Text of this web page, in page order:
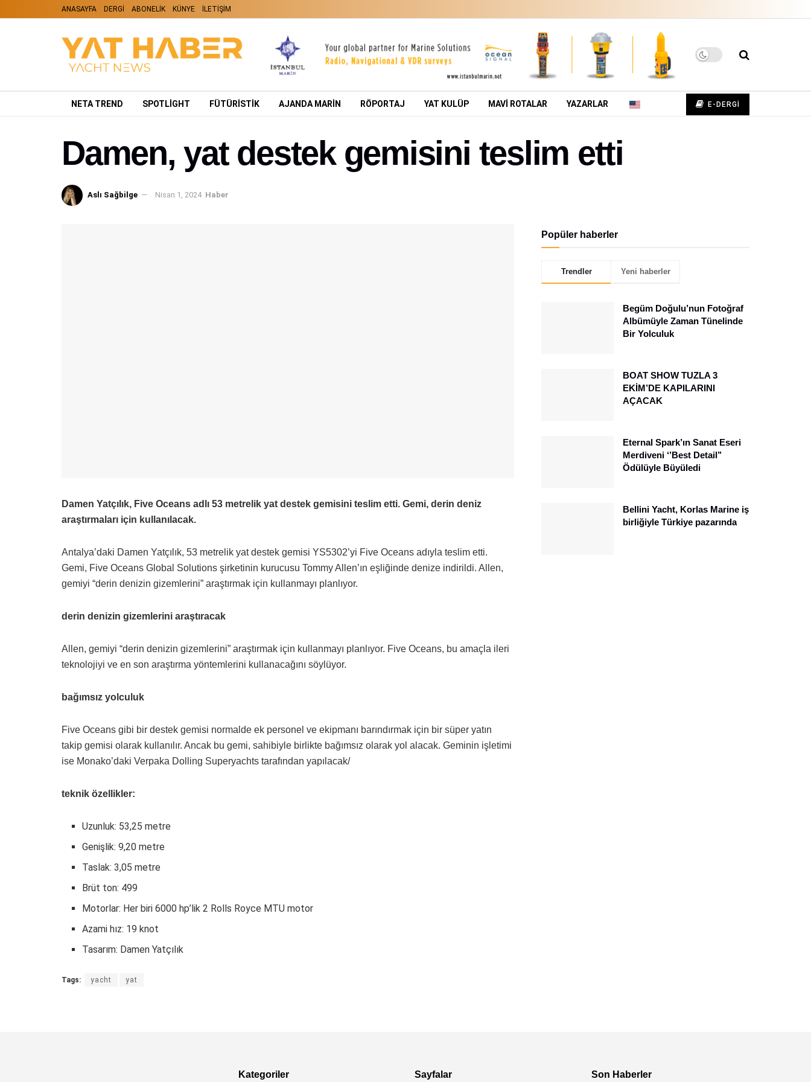
ANASAYFA DERGİ ABONELİK KÜNYE İLETİŞİM
NETA TREND SPOTLIGHT FÜTÜRİSTİK AJANDA MARİN RÖPORTAJ YAT KULÜP MAVİ ROTALAR YAZARLAR E-DERGİ
Damen, yat destek gemisini teslim etti
Aslı Sağbilge Nisan 1, 2024 Haber
Damen Yatçılık, Five Oceans adlı 53 metrelik yat destek gemisini teslim etti. Gemi, derin deniz
araştırmaları için kullanılacak.
Antalya’daki Damen Yatçılık, 53 metrelik yat destek gemisi YS5302’yi Five Oceans adıyla teslim etti.
Gemi, Five Oceans Global Solutions şirketinin kurucusu Tommy Allen’ın eşliğinde denize indirildi. Allen,
gemiyi “derin denizin gizemlerini” araştırmak için kullanmayı planlıyor.
derin denizin gizemlerini araştıracak
Allen, gemiyi “derin denizin gizemlerini” araştırmak için kullanmayı planlıyor. Five Oceans, bu amaçla ileri
teknolojiyi ve en son araştırma yöntemlerini kullanacağını söylüyor.
bağımsız yolculuk
Five Oceans gibi bir destek gemisi normalde ek personel ve ekipmanı barındırmak için bir süper yatın
takip gemisi olarak kullanılır. Ancak bu gemi, sahibiyle birlikte bağımsız olarak yol alacak. Geminin işletimi
ise Monako’daki Verpaka Dolling Superyachts tarafından yapılacak/
teknik özellikler:
Uzunluk: 53,25 metre
Genişlik: 9,20 metre
Taslak: 3,05 metre
Brüt ton: 499
Motorlar: Her biri 6000 hp’lik 2 Rolls Royce MTU motor
Azami hız: 19 knot
Tasarım: Damen Yatçılık
Tags: yacht yat
Popüler haberler
Trendler Yeni haberler
Begüm Doğulu’nun Fotoğraf
Albümüyle Zaman Tünelinde
Bir Yolculuk
BOAT SHOW TUZLA 3
EKİM’DE KAPILARINI
AÇACAK
Eternal Spark’ın Sanat Eseri
Merdiveni ‘’Best Detail’’
Ödülüyle Büyüledi
Bellini Yacht, Korlas Marine iş
birliğiyle Türkiye pazarında
Kategoriler Sayfalar Son Haberler